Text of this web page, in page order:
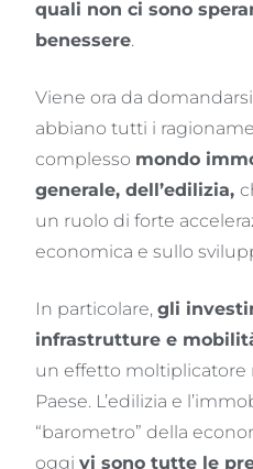
quali non ci sono
benessere.
Viene ora da
abbiano tutti i
complesso mondo
generale, dell’edilizia,
un ruolo di forte
economica e sullo
In particolare,gli
infrastrutture e
un effetto moltiplicatore
Paese. L’edilizia e
“barometro” della
oggivi sono tutte le